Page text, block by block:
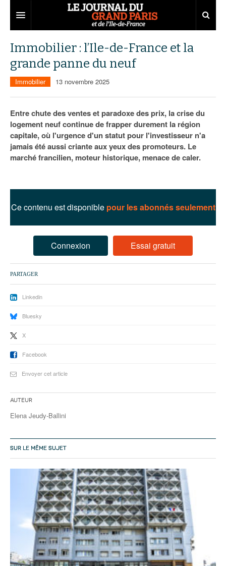
Territoires
Aménagement
Institutions
Services urbains
Entreprises
Emploi
Attractivité
Marchés publics
75
77
92
93
Carnet
Nominations
Les Assises du Grand Paris
Lire les résumés
Immobilier : l’Ile-de-France et la
grande panne du neuf
Immobilier 13 novembre 2025
Entre chute des ventes et paradoxe des prix, la crise du
logement neuf continue de frapper durement la région
capitale, où l'urgence d'un statut pour l'investisseur n'a
jamais été aussi criante aux yeux des promoteurs. Le
marché francilien, moteur historique, menace de caler.
Ce contenu est disponible pour les abonnés seulement
Connexion Essai gratuit
PARTAGER
Linkedin
Bluesky
X
Facebook
Envoyer cet article
Auteur
Elena Jeudy-Ballini
SUR LE MÊME SUJET